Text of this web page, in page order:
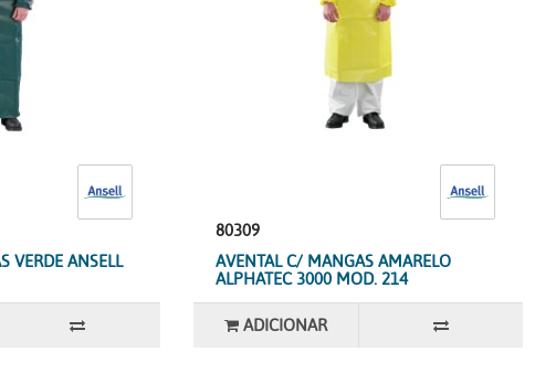
VERDE ANSELL
80309
AVENTAL C/ MANGAS AMARELO
ALPHATEC 3000 MOD. 214
ADICIONAR